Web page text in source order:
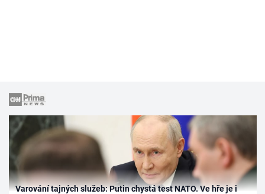
Varování tajných služeb: Putin chystá test NATO. Ve hře je i